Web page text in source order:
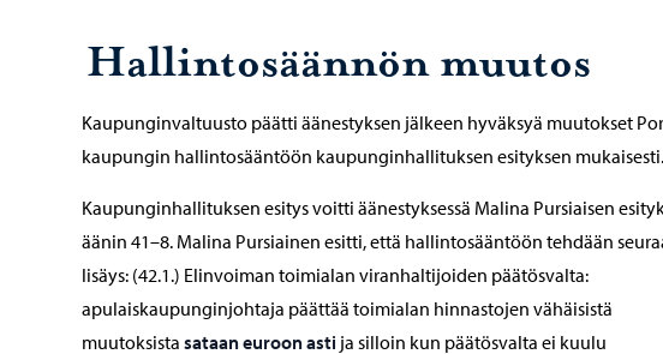
Hallintosäännön muutos
Kaupunginvaltuusto päätti äänestyksen jälkeen hyväksyä muutokset
kaupungin hallintosääntöön kaupunginhallituksen esityksen mukaisesti.
Kaupunginhallituksen esitys voitti äänestyksessä Malina Pursiaisen
äänin 41–8. Malina Pursiainen esitti, että hallintosääntöön tehdään
lisäys: (42.1.) Elinvoiman toimialan viranhaltijoiden päätösvalta:
apulaiskaupunginjohtaja päättää toimialan hinnastojen vähäisistä
muutoksista sataan euroon asti ja silloin kun päätösvalta ei kuulu